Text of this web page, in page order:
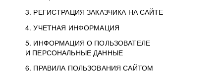
3. РЕГИСТРАЦИЯ ЗАКАЗЧИКА НА САЙТЕ
4. УЧЕТНАЯ ИНФОРМАЦИЯ
5. ИНФОРМАЦИЯ О ПОЛЬЗОВАТЕЛЕ
И ПЕРСОНАЛЬНЫЕ ДАННЫЕ
6. ПРАВИЛА ПОЛЬЗОВАНИЯ САЙТОМ